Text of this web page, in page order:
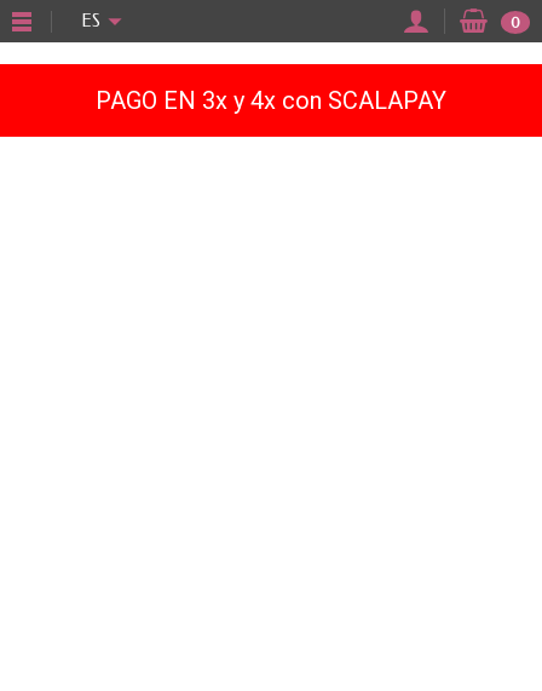
PAGO EN 3x y 4x con SCALAPAY
ES 0